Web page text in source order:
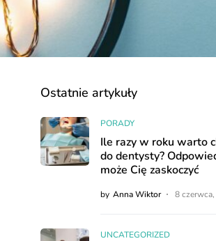
Ostatnie artykuły
PORADY
Ile razy w roku warto
do dentysty?
może Cię zaskoczyć
by Anna Wiktor 8
UNCATEGORIZED